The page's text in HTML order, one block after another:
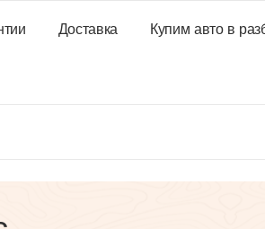
тии Доставка Купим авто в раз